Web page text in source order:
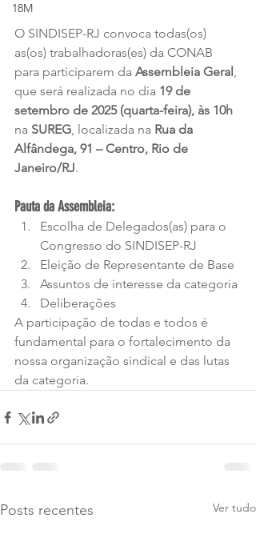
18M
O SINDISEP-RJ convoca todas(os)
as(os) trabalhadoras(es) da CONAB
para participarem da Assembleia Geral,
que será realizada no dia 19 de
setembro de 2025 (quarta-feira), às 10h
na SUREG, localizada na Rua da
Alfândega, 91 – Centro, Rio de
Janeiro/RJ.
Pauta da Assembleia:
Escolha de Delegados(as) para o
Congresso do SINDISEP-RJ
Eleição de Representante de Base
Assuntos de interesse da categoria
Deliberações
A participação de todas e todos é
fundamental para o fortalecimento da
nossa organização sindical e das lutas
da categoria.
Posts recentes Ver tudo